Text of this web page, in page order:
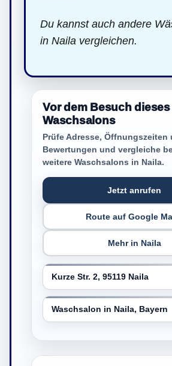
Du kannst auch andere
in Naila vergleichen.
Vor dem Besuch dieses
Waschsalons
Prüfe Adresse, Öffnungszeiten
Bewertungen und vergleiche
weitere Waschsalons in Naila.
Jetzt anrufen
Route auf Google
Mehr in Naila
Kurze Str. 2, 95119 Naila
Waschsalon in Naila, Bayern